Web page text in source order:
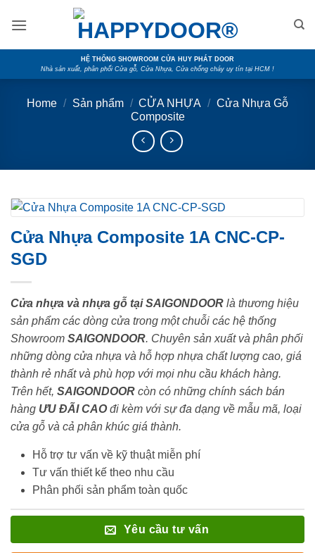
HỆ THỐNG SHOWROOM CỬA HUY PHÁT DOOR
Nhà sản xuất, phân phối Cửa gỗ, Cửa Nhựa, Cửa chống cháy uy tín tại HCM !
Home / Sản phẩm / CỬA NHỰA / Cửa Nhựa Gỗ
Composite
Cửa Nhựa Composite 1A CNC-CP-
SGD
Cửa nhựa và nhựa gỗ tại SAIGONDOOR là thương hiệu
sản phẩm các dòng cửa trong một chuỗi các hệ thống
Showroom SAIGONDOOR. Chuyên sản xuất và phân phối
những dòng cửa nhựa và hỗ hợp nhựa chất lượng cao, giá
thành rẻ nhất và phù hợp với mọi nhu cầu khách hàng.
Trên hết, SAIGONDOOR còn có những chính sách bán
hàng ƯU ĐÃI CAOđi kèm với sự đa dạng về mẫu mã, loại
cửa gỗ và cả phân khúc giá thành.
Hỗ trợ tư vấn về kỹ thuật miễn phí
Tư vấn thiết kế theo nhu cầu
Phân phối sản phẩm toàn quốc
Yêu cầu tư vấn